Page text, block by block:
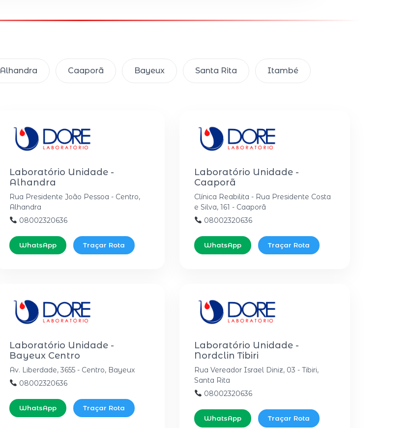
Alhandra Caaporã Bayeux Santa Rita Itambé
Laboratório Unidade -
Alhandra
Rua Presidente João Pessoa - Centro,
Alhandra
08002320636
WhatsApp Traçar Rota
Laboratório Unidade -
Caaporã
Clínica Reabilita - Rua Presidente Costa
e Silva, 161 - Caaporã
08002320636
WhatsApp Traçar Rota
Laboratório Unidade -
Bayeux Centro
Av. Liberdade, 3655 - Centro, Bayeux
08002320636
WhatsApp Traçar Rota
Laboratório Unidade -
Nordclin Tibiri
Rua Vereador Israel Diniz, 03 - Tibiri,
Santa Rita
08002320636
WhatsApp Traçar Rota